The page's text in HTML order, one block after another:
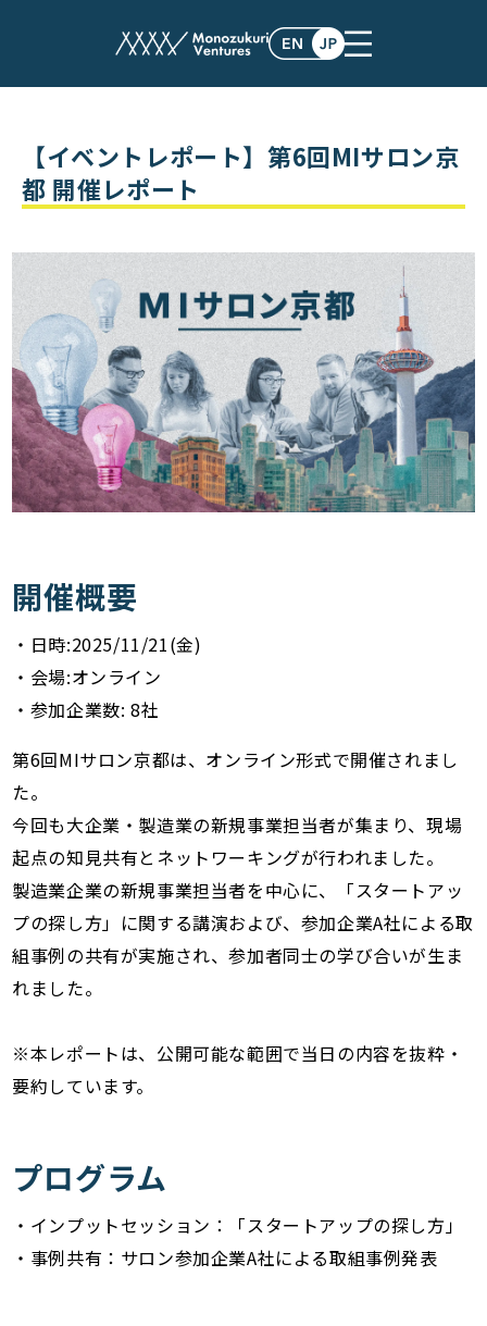
post
【イベントレポート】第6回MIサロン京
都 開催レポート
開催概要
・日時:2025/11/21(金)
・会場:オンライン
・参加企業数: 8社
第6回MIサロン京都は、オンライン形式で開催されまし
た。
今回も大企業・製造業の新規事業担当者が集まり、現場
起点の知見共有とネットワーキングが行われました。
製造業企業の新規事業担当者を中心に、「スタートアッ
プの探し方」に関する講演および、参加企業A社による取
組事例の共有が実施され、参加者同士の学び合いが生ま
れました。
※本レポートは、公開可能な範囲で当日の内容を抜粋・
要約しています。
プログラム
・インプットセッション：「スタートアップの探し方」
・事例共有：サロン参加企業A社による取組事例発表